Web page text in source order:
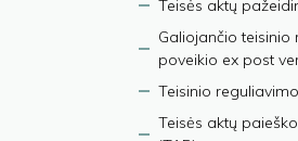
Teisės aktų
Galiojančio teisinio
poveikio ex post
Teisinio
Teisės aktų